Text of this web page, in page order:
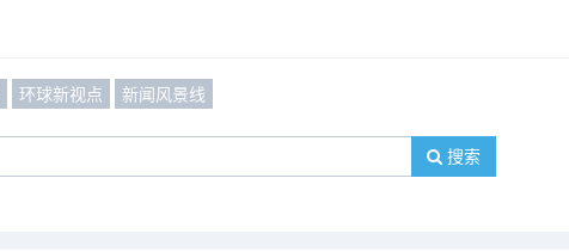
环球新视点 新闻风景线
搜索